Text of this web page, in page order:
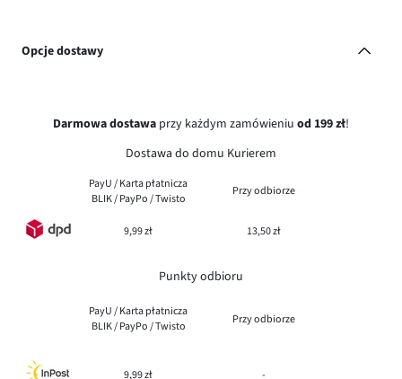
Opcje dostawy
Darmowa dostawa przy każdym zamówieniu od 199 zł!
Dostawa do domu Kurierem
PayU / Karta płatnicza
BLIK / PayPo / Twisto
Przy odbiorze
9,99 zł 13,50 zł
Punkty odbioru
PayU / Karta płatnicza
BLIK / PayPo / Twisto
Przy odbiorze
9,99 zł -